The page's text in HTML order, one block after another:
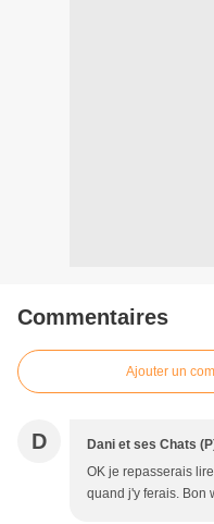
Commentaires
Ajouter un
D Dani et ses Chats
OK je repasserais
quand j'y ferais. Bon